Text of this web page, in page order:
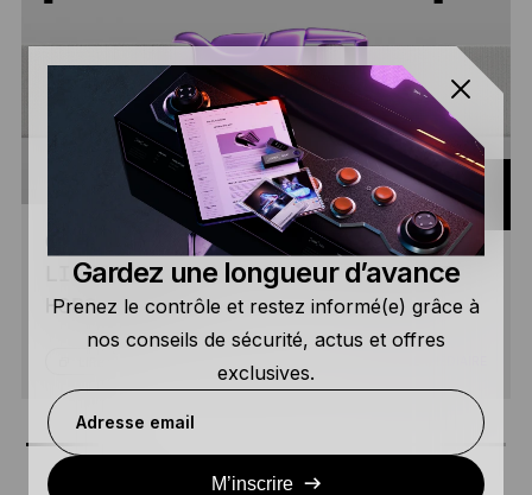
COMMENT SIGNER DES TRANSACTIONS EN
LIGNE LORSQUE VOTRE CLÉ PRIVÉE EST
HORS LIGNE ?
Gardez une longueur d’avance
Prenez le contrôle et restez informé(e) grâce à
nos conseils de sécurité, actus et offres
exclusives.
Adresse email
M’inscrire